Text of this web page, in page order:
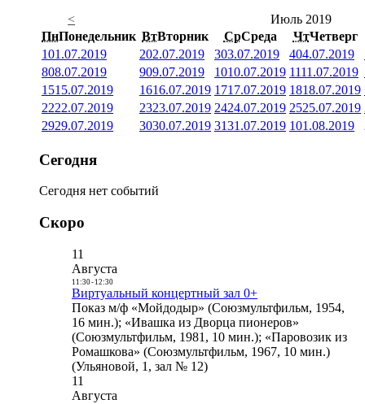
<
Июль 2019
ПнПонедельник ВтВторник СрСреда ЧтЧетверг
101.07.2019 202.07.2019 303.07.2019 404.07.2019
808.07.2019 909.07.2019 1010.07.2019 1111.07.2019
1515.07.2019 1616.07.2019 1717.07.2019 1818.07.2019
2222.07.2019 2323.07.2019 2424.07.2019 2525.07.2019
2929.07.2019 3030.07.2019 3131.07.2019 101.08.2019
Сегодня
Сегодня нет событий
Скоро
11
Августа
11:30- 12:30
Виртуальный концертный зал 0+
Показ м/ф «Мойдодыр» (Союзмультфильм, 1954,
16 мин.); «Ивашка из Дворца пионеров»
(Союзмультфильм, 1981, 10 мин.); «Паровозик из
Ромашкова» (Союзмультфильм, 1967, 10 мин.)
(Ульяновой, 1, зал № 12)
11
Августа